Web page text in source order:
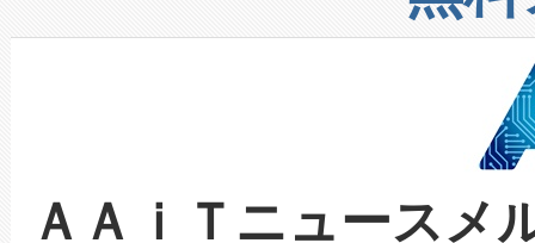
設備整備および立ち上げ調整
加組織は、Enzeneのバイオ
選定された製品について、自
取得できる可能性もあります
設には、3億～4億ドルかか
る電力網に大きな負担をかけ
事業者の負担軽減という課題
系統連系を迅速にし、ピーク
限を超えて利用可能な電力容
持できるよう貢献します。こ
したAvia 2は、1,000メート
狭視野のFOVを切り替えるこ
ケーブル、枝などの細かな対
なレーザースポットにより、
な環境下でも豊かなディテー
ＡＡｉＴニュース